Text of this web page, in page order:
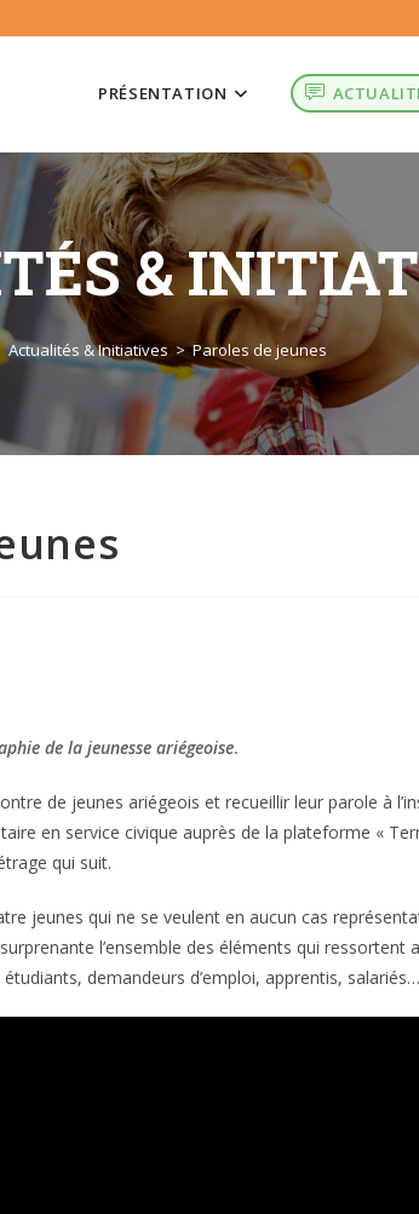
PRÉSENTATION
&
Actualités & Initiatives > Paroles de jeunes
de la jeunesse ariégeoise.
de jeunes ariégeois et recueillir leur parole à
en service civique auprès de la plateforme «
qui suit.
jeunes qui ne se veulent en aucun cas
l’ensemble des éléments qui ressortent
demandeurs d’emploi, apprentis,